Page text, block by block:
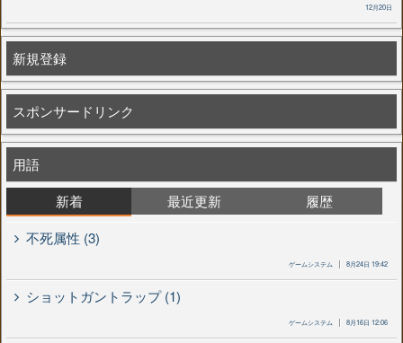
12月20日
新規登録
スポンサードリンク
用語
新着
最近更新
履歴
不死属性 (3)
ゲームシステム 8月24日 19:42
ショットガントラップ (1)
ゲームシステム 8月16日 12:06